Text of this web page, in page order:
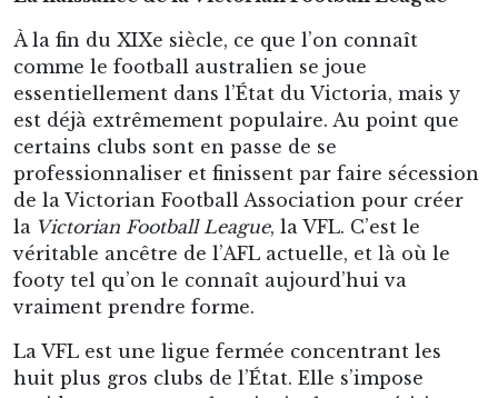
Australia et du Western Australia, chacun ayant
sa propre ligue et ses clubs phares.
Ce n’est qu’à partir des années 1970-1980 que la
VFL comprend qu’elle peut devenir plus qu’un
championnat victorien. La télévision, les
sponsors, les coûts croissants et la
professionnalisation poussent vers un modèle
national.
L’expansion nationale
La première grande bascule arrive en 1982,
Sydney et devient les Sydney Swans. C’est un
symbole énorme : un vieux club victorien part